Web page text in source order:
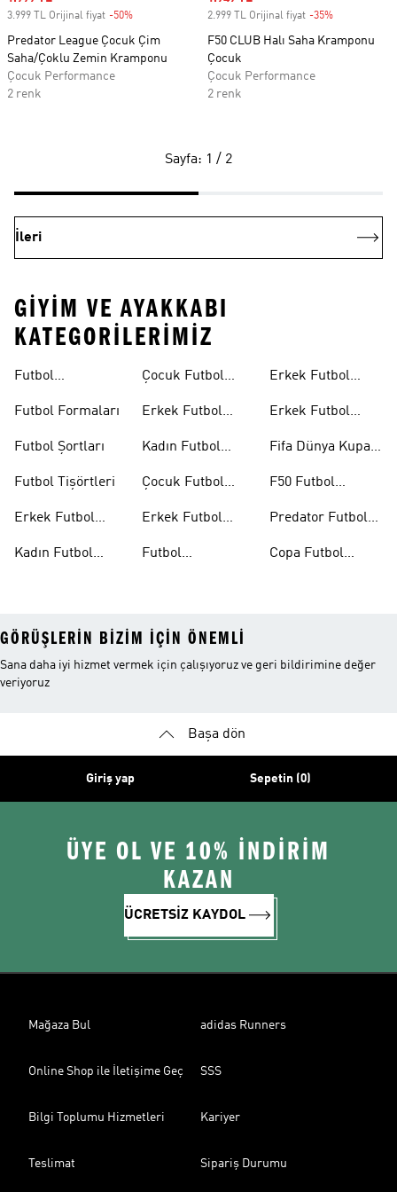
3.999 TL Orijinal fiyat -50%
Predator League Çocuk Çim
Saha/Çoklu Zemin Kramponu
Çocuk Performance
2 renk
2.999 TL Orijinal fiyat -35%
F50 CLUB Halı Saha Kramponu
Çocuk
Çocuk Performance
2 renk
Sayfa: 1 / 2
İleri
GIYIM VE AYAKKABI
KATEGORILERIMIZ
Futbol
Futbol Formaları
Futbol Şortları
Futbol Tişörtleri
Erkek Futbol
Kadın Futbol
Çocuk Futbol
Erkek Futbol
Kadın Futbol
Çocuk Futbol
Erkek Futbol
Futbol
Erkek Futbol
Erkek Futbol
Fifa Dünya Kupası
F50 Futbol
Predator Futbol
Copa Futbol
GÖRÜŞLERIN BIZIM IÇIN ÖNEMLI
Sana daha iyi hizmet vermek için çalışıyoruz ve geri bildirimine değer
veriyoruz
Başa dön
Giriş yap Sepetin (0)
ÜYE OL VE 10% İNDİRİM
KAZAN
ÜCRETSİZ KAYDOL
Mağaza Bul adidas Runners
Online Shop ile İletişime Geç SSS
Bilgi Toplumu Hizmetleri Kariyer
Teslimat Sipariş Durumu